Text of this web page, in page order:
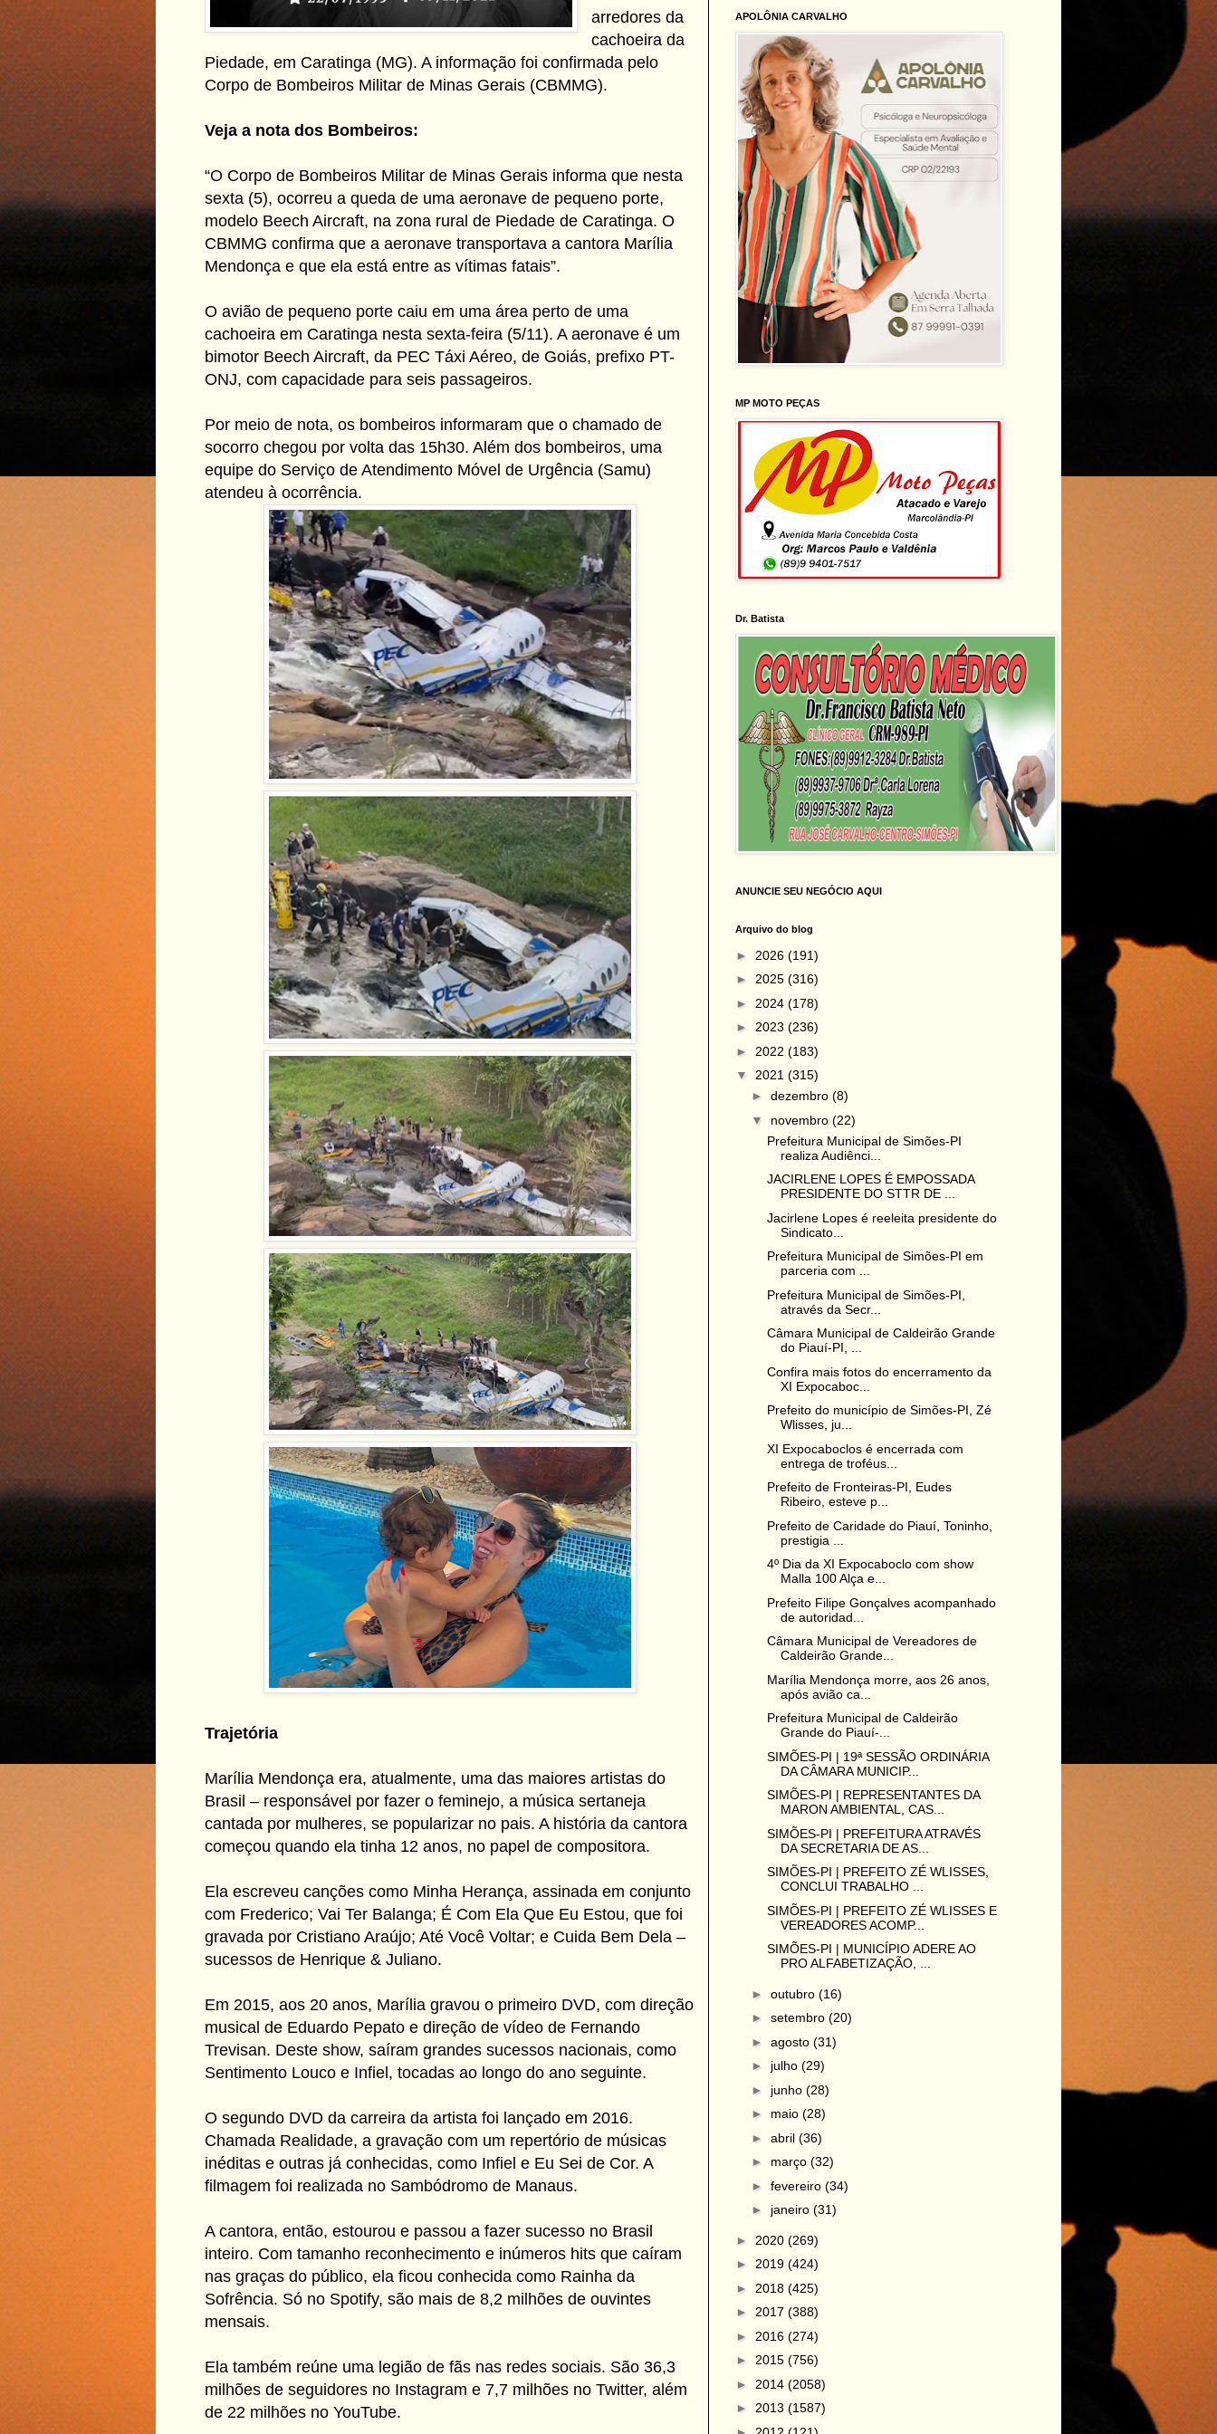
arredores da
cachoeira da
Piedade, em Caratinga (MG). A informação foi confirmada pelo
Corpo de Bombeiros Militar de Minas Gerais (CBMMG).
Veja a nota dos Bombeiros:
“O Corpo de Bombeiros Militar de Minas Gerais informa que nesta
sexta (5), ocorreu a queda de uma aeronave de pequeno porte,
modelo Beech Aircraft, na zona rural de Piedade de Caratinga. O
CBMMG confirma que a aeronave transportava a cantora Marília
Mendonça e que ela está entre as vítimas fatais”.
O avião de pequeno porte caiu em uma área perto de uma
cachoeira em Caratinga nesta sexta-feira (5/11). A aeronave é um
bimotor Beech Aircraft, da PEC Táxi Aéreo, de Goiás, prefixo PT-
ONJ, com capacidade para seis passageiros.
Por meio de nota, os bombeiros informaram que o chamado de
socorro chegou por volta das 15h30. Além dos bombeiros, uma
equipe do Serviço de Atendimento Móvel de Urgência (Samu)
atendeu à ocorrência.
Trajetória
Marília Mendonça era, atualmente, uma das maiores artistas do
Brasil – responsável por fazer o feminejo, a música sertaneja
cantada por mulheres, se popularizar no pais. A história da cantora
começou quando ela tinha 12 anos, no papel de compositora.
Ela escreveu canções como Minha Herança, assinada em conjunto
com Frederico; Vai Ter Balanga; É Com Ela Que Eu Estou, que foi
gravada por Cristiano Araújo; Até Você Voltar; e Cuida Bem Dela –
sucessos de Henrique & Juliano.
Em 2015, aos 20 anos, Marília gravou o primeiro DVD, com direção
musical de Eduardo Pepato e direção de vídeo de Fernando
Trevisan. Deste show, saíram grandes sucessos nacionais, como
Sentimento Louco e Infiel, tocadas ao longo do ano seguinte.
O segundo DVD da carreira da artista foi lançado em 2016.
Chamada Realidade, a gravação com um repertório de músicas
inéditas e outras já conhecidas, como Infiel e Eu Sei de Cor. A
filmagem foi realizada no Sambódromo de Manaus.
A cantora, então, estourou e passou a fazer sucesso no Brasil
inteiro. Com tamanho reconhecimento e inúmeros hits que caíram
nas graças do público, ela ficou conhecida como Rainha da
Sofrência. Só no Spotify, são mais de 8,2 milhões de ouvintes
mensais.
Ela também reúne uma legião de fãs nas redes sociais. São 36,3
milhões de seguidores no Instagram e 7,7 milhões no Twitter, além
de 22 milhões no YouTube.
APOLÔNIA CARVALHO
MP MOTO PEÇAS
Dr. Batista
ANUNCIE SEU NEGÓCIO AQUI
Arquivo do blog
► 2026 (191)
► 2025 (316)
► 2024 (178)
► 2023 (236)
► 2022 (183)
▼ 2021 (315)
► dezembro (8)
▼ novembro (22)
Prefeitura Municipal de Simões-PI
realiza Audiênci...
JACIRLENE LOPES É EMPOSSADA
PRESIDENTE DO STTR DE ...
Jacirlene Lopes é reeleita presidente do
Sindicato...
Prefeitura Municipal de Simões-PI em
parceria com ...
Prefeitura Municipal de Simões-PI,
através da Secr...
Câmara Municipal de Caldeirão Grande
do Piauí-PI, ...
Confira mais fotos do encerramento da
XI Expocaboc...
Prefeito do município de Simões-PI, Zé
Wlisses, ju...
XI Expocaboclos é encerrada com
entrega de troféus...
Prefeito de Fronteiras-PI, Eudes
Ribeiro, esteve p...
Prefeito de Caridade do Piauí, Toninho,
prestigia ...
4º Dia da XI Expocaboclo com show
Malla 100 Alça e...
Prefeito Filipe Gonçalves acompanhado
de autoridad...
Câmara Municipal de Vereadores de
Caldeirão Grande...
Marília Mendonça morre, aos 26 anos,
após avião ca...
Prefeitura Municipal de Caldeirão
Grande do Piauí-...
SIMÕES-PI | 19ª SESSÃO ORDINÁRIA
DA CÂMARA MUNICIP...
SIMÕES-PI | REPRESENTANTES DA
MARON AMBIENTAL, CAS...
SIMÕES-PI | PREFEITURA ATRAVÉS
DA SECRETARIA DE AS...
SIMÕES-PI | PREFEITO ZÉ WLISSES,
CONCLUI TRABALHO ...
SIMÕES-PI | PREFEITO ZÉ WLISSES E
VEREADORES ACOMP...
SIMÕES-PI | MUNICÍPIO ADERE AO
PRO ALFABETIZAÇÃO, ...
► outubro (16)
► setembro (20)
► agosto (31)
► julho (29)
► junho (28)
► maio (28)
► abril (36)
► março (32)
► fevereiro (34)
► janeiro (31)
► 2020 (269)
► 2019 (424)
► 2018 (425)
► 2017 (388)
► 2016 (274)
► 2015 (756)
► 2014 (2058)
► 2013 (1587)